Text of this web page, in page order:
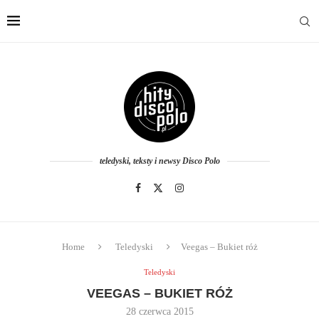
teledyski, teksty i newsy Disco Polo
Home Teledyski Veegas – Bukiet róż
Teledyski
VEEGAS – BUKIET RÓŻ
28 czerwca 2015